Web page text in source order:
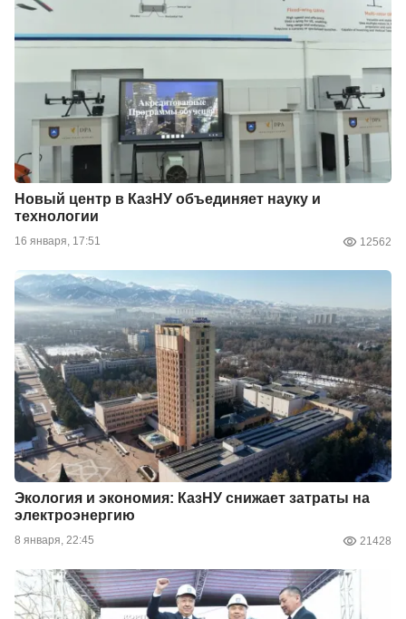
Новый центр в КазНУ объединяет науку и
технологии
16 января, 17:51 12562
Экология и экономия: КазНУ снижает затраты на
электроэнергию
8 января, 22:45 21428